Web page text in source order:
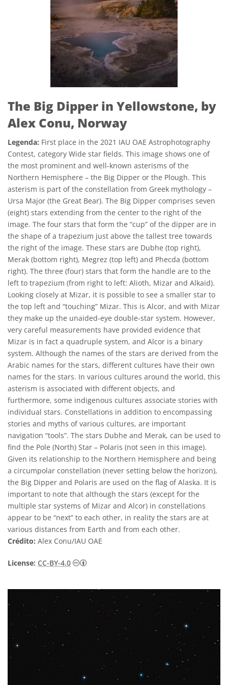
The Big Dipper in Yellowstone, by
Alex Conu, Norway
Legenda: First place in the 2021 IAU OAE Astrophotography
Contest, category Wide star fields. This image shows one of
the most prominent and well-known asterisms of the
Northern Hemisphere – the Big Dipper or the Plough. This
asterism is part of the constellation from Greek mythology –
Ursa Major (the Great Bear). The Big Dipper comprises seven
(eight) stars extending from the center to the right of the
image. The four stars that form the “cup” of the dipper are in
the shape of a trapezium just above the tallest tree towards
the right of the image. These stars are Dubhe (top right),
Merak (bottom right), Megrez (top left) and Phecda (bottom
right). The three (four) stars that form the handle are to the
left to trapezium (from right to left: Alioth, Mizar and Alkaid).
Looking closely at Mizar, it is possible to see a smaller star to
the top left and “touching” Mizar. This is Alcor, and with Mizar
they make up the unaided-eye double-star system. However,
very careful measurements have provided evidence that
Mizar is in fact a quadruple system, and Alcor is a binary
system. Although the names of the stars are derived from the
Arabic names for the stars, different cultures have their own
names for the stars. In various cultures around the world, this
asterism is associated with different objects, and
furthermore, some indigenous cultures associate stories with
individual stars. Constellations in addition to encompassing
stories and myths of various cultures, are important
navigation “tools”. The stars Dubhe and Merak, can be used to
find the Pole (North) Star – Polaris (not seen in this image).
Given its relationship to the Northern Hemisphere and being
a circumpolar constellation (never setting below the horizon),
the Big Dipper and Polaris are used on the flag of Alaska. It is
important to note that although the stars (except for the
multiple star systems of Mizar and Alcor) in constellations
appear to be “next” to each other, in reality the stars are at
various distances from Earth and from each other.
Crédito: Alex Conu/IAU OAE
License: CC-BY-4.0 Creative Commons Attribution 4.0